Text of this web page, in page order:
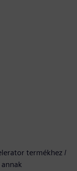
termékhez /